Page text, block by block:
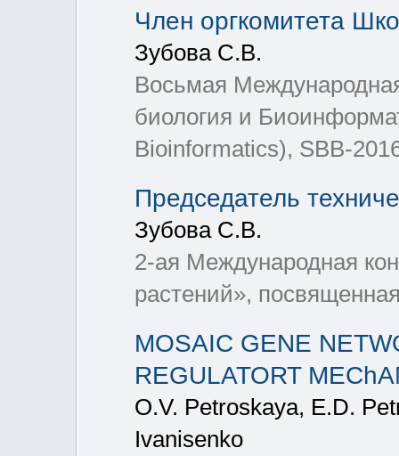
Член оргкомитета
Зубова С.В.
Восьмая
биология и
Bioinformatics), SBB-
Председатель
Зубова С.В.
2-ая Международная
растений»,
MOSAIC GENE
REGULATORT
O.V. Petroskaya, E.D.
Ivanisenko